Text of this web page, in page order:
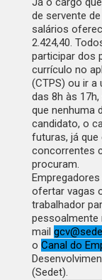
de servente
salários
2.424,40.
participar dos
currículo no
(CTPS) ou ir a
das 8h às
que nenhuma
candidato, o
futuras, já
concorrentes
procuram.
ofertar vagas
trabalhador
pessoalmente
mail
o Canal do
(Sedet).